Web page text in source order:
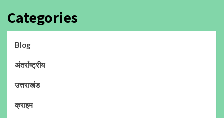
Categories
Blog
अंतर्राष्ट्रीय
उत्तराखंड
क्राइम